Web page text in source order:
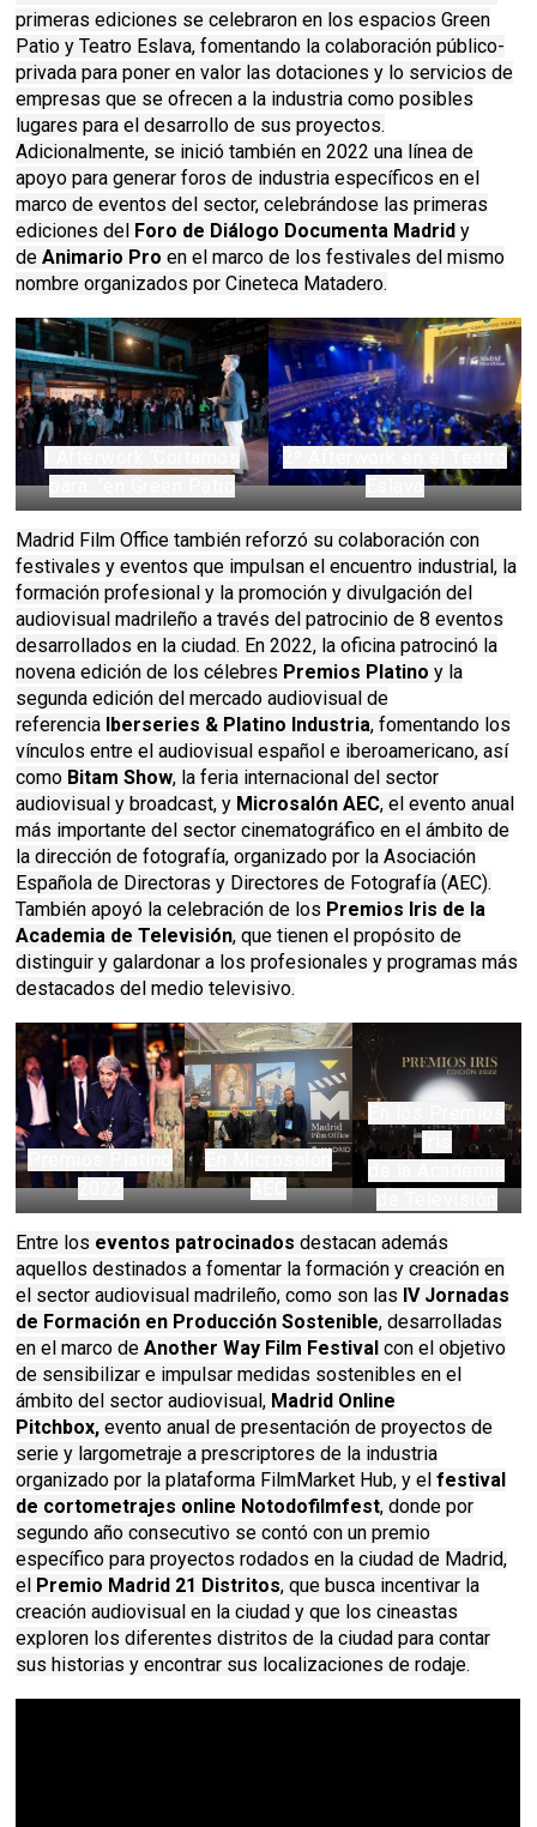
primeras ediciones se celebraron en los espacios Green
Patio y Teatro Eslava, fomentando la colaboración público-
privada para poner en valor las dotaciones y lo servicios de
empresas que se ofrecen a la industria como posibles
lugares para el desarrollo de sus proyectos.
Adicionalmente, se inició también en 2022 una línea de
apoyo para generar foros de industria específicos en el
marco de eventos del sector, celebrándose las primeras
ediciones del Foro de Diálogo Documenta Madridy
deAnimario Pro en el marco de los festivales del mismo
nombre organizados por Cineteca Matadero.
I Afterwork ‘Cortamos
para…’en Green Patio
2º Afterwork en el Teatro
Eslava
Madrid Film Office también reforzó su colaboración con
festivales y eventos que impulsan el encuentro industrial, la
formación profesional y la promoción y divulgación del
audiovisual madrileño a través del patrocinio de 8 eventos
desarrollados en la ciudad. En 2022, la oficina patrocinó la
novena edición de los célebres Premios Platino y la
segunda edición del mercado audiovisual de
referencia Iberseries & Platino Industria, fomentando los
vínculos entre el audiovisual español e iberoamericano, así
como Bitam Show, la feria internacional del sector
audiovisual y broadcast, y Microsalón AEC, el evento anual
más importante del sector cinematográfico en el ámbito de
la dirección de fotografía, organizado por la Asociación
Española de Directoras y Directores de Fotografía (AEC).
También apoyó la celebración de los Premios Iris de la
Academia de Televisión, que tienen el propósito de
distinguir y galardonar a los profesionales y programas más
destacados del medio televisivo.
2022
AEC
En los Premios
Iris
Entre los eventos patrocinados destacan además
aquellos destinados a fomentar la formación y creación en
el sector audiovisual madrileño, como son las IV Jornadas
de Formación en Producción Sostenible, desarrolladas
en el marco deAnother Way Film Festival con el objetivo
de sensibilizar e impulsar medidas sostenibles en el
ámbito del sector audiovisual, Madrid Online
Pitchbox, evento anual de presentación de proyectos de
serie y largometraje a prescriptores de la industria
organizado por la plataforma FilmMarket Hub, y elfestival
de cortometrajes online Notodofilmfest, donde por
segundo año consecutivo se contó con un premio
específico para proyectos rodados en la ciudad de Madrid,
el Premio Madrid 21 Distritos, que busca incentivar la
creación audiovisual en la ciudad y que los cineastas
exploren los diferentes distritos de la ciudad para contar
sus historias y encontrar sus localizaciones de rodaje.